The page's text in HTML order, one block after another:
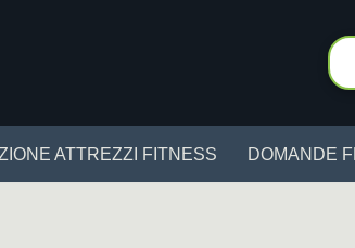
ATTREZZI FITNESS DOMANDE